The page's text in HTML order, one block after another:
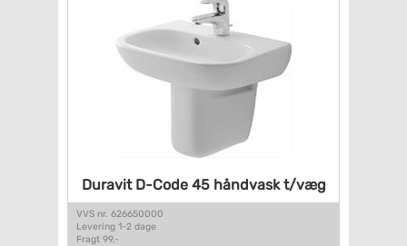
Duravit D-Code 45 håndvaskt/væg
VVS nr. 626650000
Levering 1-2 dage
Fragt 99,-